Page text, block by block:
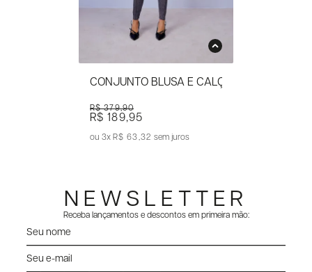
CONJUNTO BLUSA E CALÇA TRICOT
R$ 379,90
R$ 189,95
3x R$ 63,32sem juros
NEWSLETTER
Receba lançamentos e descontos em primeira mão: